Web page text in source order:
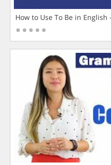
How to Use To Be in